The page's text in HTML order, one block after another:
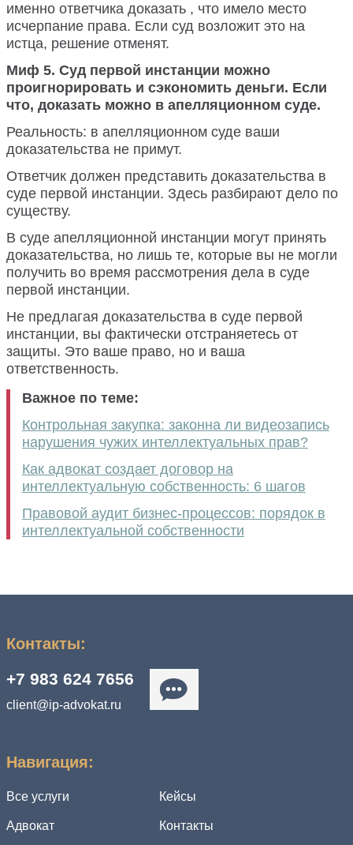
именно ответчика доказать , что имело место
исчерпание права. Если суд возложит это на
истца, решение отменят.
Миф 5. Суд первой инстанции можно
проигнорировать и сэкономить деньги. Если
что, доказать можно в апелляционном суде.
Реальность: в апелляционном суде ваши
доказательства не примут.
Ответчик должен представить доказательства в
суде первой инстанции. Здесь разбирают дело по
существу.
В суде апелляционной инстанции могут принять
доказательства, но лишь те, которые вы не могли
получить во время рассмотрения дела в суде
первой инстанции.
Не предлагая доказательства в суде первой
инстанции, вы фактически отстраняетесь от
защиты. Это ваше право, но и ваша
ответственность.
Важное по теме:
Контрольная закупка: законна ли видеозапись
нарушения чужих интеллектуальных прав?
Как адвокат создает договор на
интеллектуальную собственность: 6 шагов
Правовой аудит бизнес-процессов: порядок в
интеллектуальной собственности
Контакты:
+7 983 624 7656
client@ip-advokat.ru
Навигация:
Все услуги Кейсы
Адвокат Контакты